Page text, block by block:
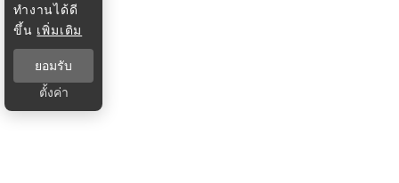
ทำงานได้ดี
ขึ้น เพิ่มเติม
ยอมรับ
ตั้งค่า